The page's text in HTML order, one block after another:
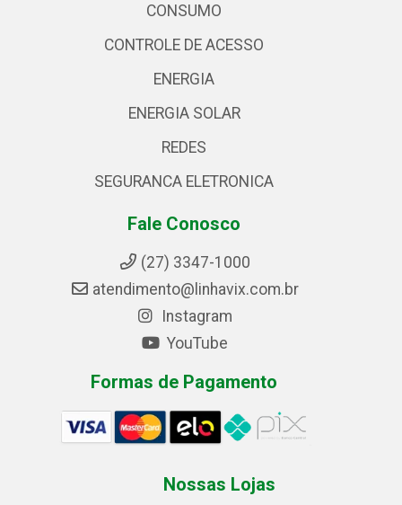
CONSUMO
CONTROLE DE ACESSO
ENERGIA
ENERGIA SOLAR
REDES
SEGURANCA ELETRONICA
Fale Conosco
(27) 3347-1000
atendimento@linhavix.com.br
Instagram
YouTube
Formas de Pagamento
Nossas Lojas